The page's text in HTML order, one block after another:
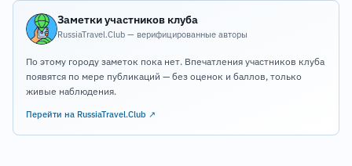
Заметки участников клуба
RussiaTravel.Club — верифицированные авторы
По этому городу заметок пока нет. Впечатления участников клуба
появятся по мере публикаций — без оценок и баллов, только
живые наблюдения.
Перейти на RussiaTravel.Club ↗